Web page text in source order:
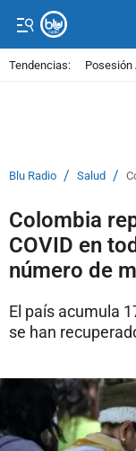
Tendencias: Posesión
Blu Radio / Salud /
Colombia
COVID en
número de
El país acumula
se han